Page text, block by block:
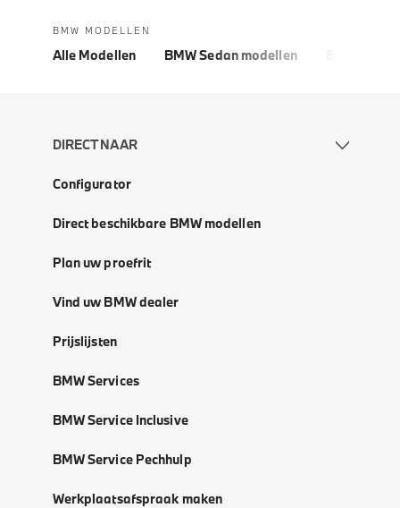
BMW MODELLEN
Alle Modellen BMW Sedan modellen
DIRECT NAAR
Configurator
Direct beschikbare BMW modellen
Plan uw proefrit
Vind uw BMW dealer
Prijslijsten
BMW Services
BMW Service Inclusive
BMW Service Pechhulp
Werkplaatsafspraak maken